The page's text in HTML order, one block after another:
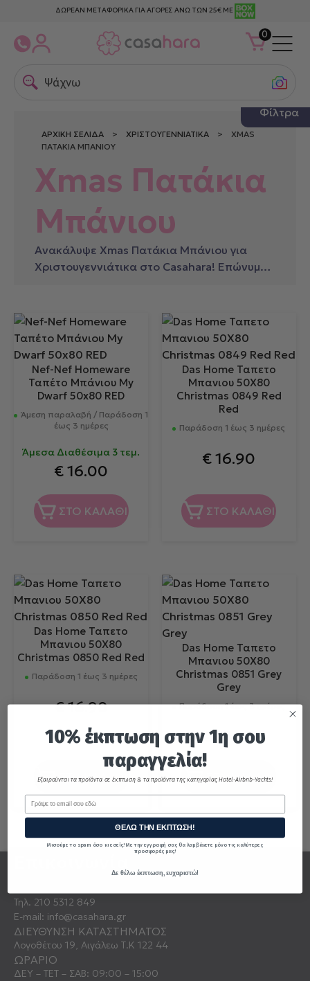
ΔΩΡΕΑΝ ΜΕΤΑΦΟΡΙΚΑ ΓΙΑ ΑΓΟΡΕΣ ΑΝΩ ΤΩΝ 25€ ΜΕ
0
Ψάχνω γ
ΑΡΧΙΚΉ ΣΕΛΊΔΑ > ΧΡΙΣΤΟΥΓΕΝΝΙΆΤΙΚΑ > XMAS
ΠΑΤΆΚΙΑ ΜΠΆΝΙΟΥ
Xmas Πατάκια
Μπάνιου
Ανακάλυψε Xmas Πατάκια Μπάνιου για
Χριστουγεννιάτικα στο Casahara! Επώνυμα
Nef-Nef Homeware
Ταπέτο Μπάνιου My
Dwarf 50x80 RED
Άμεση παραλαβή / Παράδοση 1
έως 3 ημέρες
Άμεσα Διαθέσιμα 3 τεμ.
€16.00
ΣΤΟ ΚΑΛΑΘΙ
Das Home Ταπετο
Μπανιου 50Χ80
Christmas 0849 Red
Red
Παράδοση 1 έως 3 ημέρες
€16.90
ΣΤΟ ΚΑΛΑΘΙ
Das Home Ταπετο
Μπανιου 50Χ80
Christmas 0850 Red Red
Παράδοση 1 έως 3 ημέρες
€16.90
ΣΤΟ ΚΑΛΑΘΙ
Das Home Ταπετο
Μπανιου 50Χ80
Christmas 0851 Grey
Grey
Παράδοση 1 έως 3 ημέρες
€16.90
ΣΤΟ ΚΑΛΑΘΙ
Τηλ. 210 5312 849
E-mail: info@casahara.gr
ΔΙΕΥΘΥΝΣΗ ΚΑΤΑΣΤΗΜΑΤΟΣ
Λογοθέτου 19, Αιγάλεω Τ.Κ 122 44
ΩΡΑΡΙΟ
ΔΕΥ – ΤΕΤ – ΣΑΒ: 09:00 – 15:00
Φίλτρα
10% έκπτωση στην 1η σου
παραγγελία!
Εξαιρούνται τα προϊόντα σε έκπτωση & τα προϊόντα της κατηγορίας Hotel-Airbnb-Yachts!
Email
ΘΕΛΩ ΤΗΝ ΕΚΠΤΩΣΗ!
Μισούμε το spam όσο κι εσείς! Με την εγγραφή σας θα λαμβάνετε μόνο τις καλύτερες
προσφορές μας!
Δε θέλω έκπτωση, ευχαριστώ!